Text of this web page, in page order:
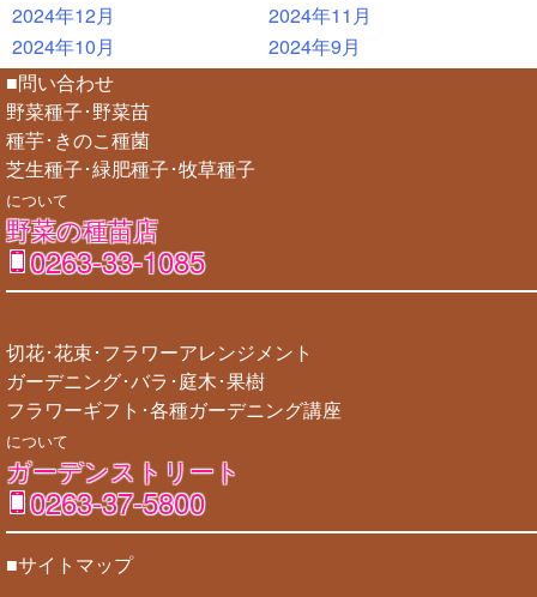
2024年12月
2024年11月
2024年10月
2024年9月
■問い合わせ
野菜種子･野菜苗
種芋･きのこ種菌
芝生種子･緑肥種子･牧草種子
について
野菜の種苗店
0263-33-1085
切花･花束･フラワーアレンジメント
ガーデニング･バラ･庭木･果樹
フラワーギフト･各種ガーデニング講座
について
ガーデンストリート
0263-37-5800
■サイトマップ